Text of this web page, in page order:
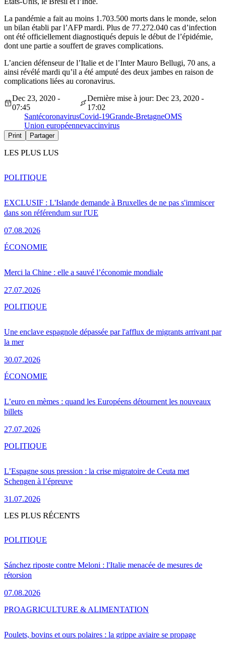
La pandémie a fait au moins 1.703.500 morts dans le monde, selon
un bilan établi par l’AFP mardi. Plus de 77.272.040 cas d’infection
ont été officiellement diagnostiqués depuis le début de l’épidémie,
dont une partie a souffert de graves complications.
L’ancien défenseur de l’Italie et de l’Inter Mauro Bellugi, 70 ans, a
ainsi révélé mardi qu’il a été amputé des deux jambes en raison de
complications liées au coronavirus.
Dec 23, 2020 -
07:45
Dernière mise à jour: Dec 23, 2020 -
17:02
SantécoronavirusCovid-19Grande-BretagneOMS
Union européennevaccinvirus
Print Partager
LES PLUS LUS
EXCLUSIF : L'Islande demande à Bruxelles de ne pas s'immiscer
dans son référendum sur l'UE
07.08.2026
POLITIQUE
Merci la Chine : elle a sauvé l’économie mondiale
27.07.2026
ÉCONOMIE
Une enclave espagnole dépassée par l'afflux de migrants arrivant par
la mer
30.07.2026
POLITIQUE
L’euro en mèmes : quand les Européens détournent les nouveaux
billets
27.07.2026
ÉCONOMIE
L’Espagne sous pression : la crise migratoire de Ceuta met
Schengen à l’épreuve
31.07.2026
POLITIQUE
LES PLUS RÉCENTS
Sánchez riposte contre Meloni : l'Italie menacée de mesures de
rétorsion
07.08.2026
POLITIQUE
Poulets, bovins et ours polaires : la grippe aviaire se propage
PROAGRICULTURE & ALIMENTATION